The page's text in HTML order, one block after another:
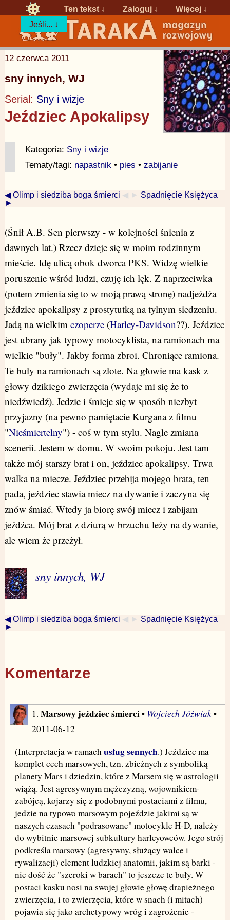
Ten tekst ↓ Zaloguj ↓
Więcej ↓
Jeśli... ↓
12 czerwca 2011
sny innych, WJ
Serial: Sny i wizje
Jeździec Apokalipsy
Kategoria: Sny i wizje
Tematy/tagi: napastnik• pies • zabijanie
◀ Olimp i siedziba boga śmierci ◀ ► Spadnięcie Księżyca
►
(Śnił A.B. Sen pierwszy - w kolejności śnienia z
dawnych lat.) Rzecz dzieje się w moim rodzinnym
mieście. Idę ulicą obok dworca PKS. Widzę wielkie
poruszenie wśród ludzi, czuję ich lęk. Z naprzeciwka
(potem zmienia się to w moją prawą stronę) nadjeżdża
jeździec apokalipsy z prostytutką na tylnym siedzeniu.
Jadą na wielkim czoperze(Harley-Davidson??). Jeździec
jest ubrany jak typowy motocyklista, na ramionach ma
wielkie "buły". Jakby forma zbroi. Chroniące ramiona.
Te buły na ramionach są złote. Na głowie ma kask z
głowy dzikiego zwierzęcia (wydaje mi się że to
niedźwiedź). Jedzie i śmieje się w sposób niezbyt
przyjazny (na pewno pamiętacie Kurgana z filmu
"Nieśmiertelny") - coś w tym stylu. Nagle zmiana
scenerii. Jestem w domu. W swoim pokoju. Jest tam
także mój starszy brat i on, jeździec apokalipsy. Trwa
walka na miecze. Jeździec przebija mojego brata, ten
pada, jeździec stawia miecz na dywanie i zaczyna się
znów śmiać. Wtedy ja biorę swój miecz i zabijam
jeźdźca. Mój brat z dziurą w brzuchu leży na dywanie,
ale wiem że przeżył.
sny innych, WJ
◀ Olimp i siedziba boga śmierci ◀ ► Spadnięcie Księżyca
►
Komentarze
1. Marsowy jeździec śmierci• Wojciech Jóźwiak•
2011-06-12
(Interpretacja w ramachusług sennych.) Jeździec ma
komplet cech marsowych, tzn. zbieżnych z symboliką
planety Mars i dziedzin, które z Marsem się w astrologii
wiążą. Jest agresywnym mężczyzną, wojownikiem-
zabójcą, kojarzy się z podobnymi postaciami z filmu,
jedzie na typowo marsowym pojeździe jakimi są w
naszych czasach "podrasowane" motocykle H-D, należy
do wybitnie marsowej subkultury harleyowców. Jego strój
podkreśla marsowy (agresywny, służący walce i
rywalizacji) element ludzkiej anatomii, jakim są barki -
nie dość że "szeroki w barach" to jeszcze te buły. W
postaci kasku nosi na swojej głowie głowę drapieżnego
zwierzęcia, i to zwierzęcia, które w snach (i mitach)
pojawia się jako archetypowy wróg i zagrożenie -